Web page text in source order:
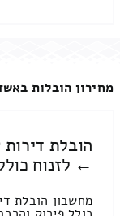
מחירון הובלות
הובלת
← לזנוח
מחשבון הובלת